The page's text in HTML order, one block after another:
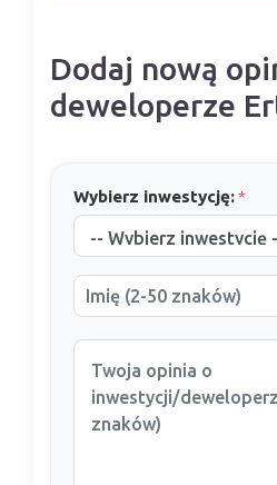
Dodaj nową
deweloperze
Wybierz inwestycję:*